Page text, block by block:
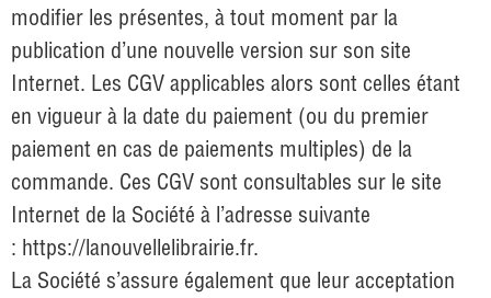
modifier les présentes, à tout moment par la
publication d’une nouvelle version sur son site
Internet. Les CGV applicables alors sont celles étant
en vigueur à la date du paiement (ou du premier
paiement en cas de paiements multiples) de la
commande. Ces CGV sont consultables sur le site
Internet de la Société à l’adresse suivante
: https://lanouvellelibrairie.fr.
La Société s’assure également que leur acceptation